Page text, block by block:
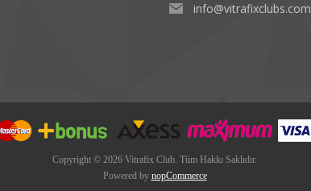
info@vitrafixclubs.com
Copyright © 2026 Vitrafix Club. Tüm Hakkı Saklıdır.
Powered by nopCommerce